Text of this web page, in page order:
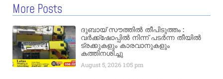
More Posts
ദുബായ് സൗത്തിൽ തീപിടുത്തം :
വർക്ക്‌ഷോപ്പിൽ നിന്ന് പടർന്ന തീയിൽ
ട്രക്കുകളും കാരവാനുകളും
കത്തിനശിച്ചു
August 5, 2026 1:05 pm